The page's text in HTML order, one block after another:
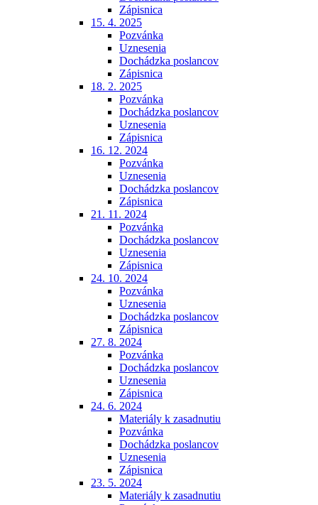
Zápisnica
15. 4. 2025
Pozvánka
Uznesenia
Dochádzka poslancov
Zápisnica
18. 2. 2025
Pozvánka
Dochádzka poslancov
Uznesenia
Zápisnica
16. 12. 2024
Pozvánka
Uznesenia
Dochádzka poslancov
Zápisnica
21. 11. 2024
Pozvánka
Dochádzka poslancov
Uznesenia
Zápisnica
24. 10. 2024
Pozvánka
Uznesenia
Dochádzka poslancov
Zápisnica
27. 8. 2024
Pozvánka
Dochádzka poslancov
Uznesenia
Zápisnica
24. 6. 2024
Materiály k zasadnutiu
Pozvánka
Dochádzka poslancov
Uznesenia
Zápisnica
23. 5. 2024
Materiály k zasadnutiu